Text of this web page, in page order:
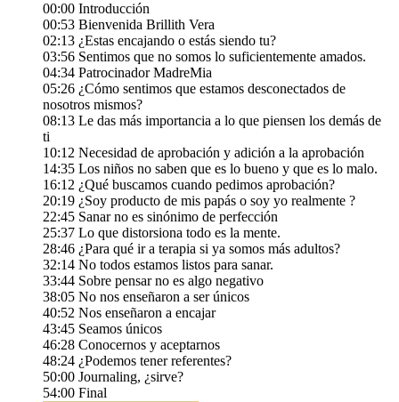
00:00 Introducción
00:53 Bienvenida Brillith Vera
02:13 ¿Estas encajando o estás siendo tu?
03:56 Sentimos que no somos lo suficientemente amados.
04:34 Patrocinador MadreMia
05:26 ¿Cómo sentimos que estamos desconectados de
nosotros mismos?
08:13 Le das más importancia a lo que piensen los demás de
ti
10:12 Necesidad de aprobación y adición a la aprobación
14:35 Los niños no saben que es lo bueno y que es lo malo.
16:12 ¿Qué buscamos cuando pedimos aprobación?
20:19 ¿Soy producto de mis papás o soy yo realmente ?
22:45 Sanar no es sinónimo de perfección
25:37 Lo que distorsiona todo es la mente.
28:46 ¿Para qué ir a terapia si ya somos más adultos?
32:14 No todos estamos listos para sanar.
33:44 Sobre pensar no es algo negativo
38:05 No nos enseñaron a ser únicos
40:52 Nos enseñaron a encajar
43:45 Seamos únicos
46:28 Conocernos y aceptarnos
48:24 ¿Podemos tener referentes?
50:00 Journaling, ¿sirve?
54:00 Final